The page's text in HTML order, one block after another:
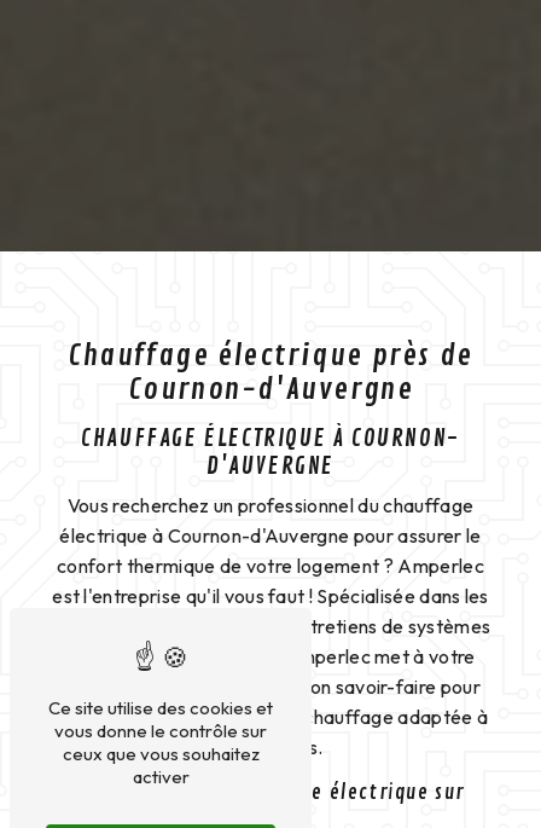
Chauffage électrique près de
Cournon-d'Auvergne
CHAUFFAGE ÉLECTRIQUE À COURNON-
D'AUVERGNE
Vous recherchez un professionnel du chauffage
électrique à Cournon-d'Auvergne pour assurer le
confort thermique de votre logement ? Amperlec
est l'entreprise qu'il vous faut ! Spécialisée dans les
installations, réparations et entretiens de systèmes
de chauffage électrique, Amperlec met à votre
disposition son expertise et son savoir-faire pour
vous garantir une solution de chauffage adaptée à
vos besoins.
Installation de chauffage électrique sur
Ce site utilise des cookies et
vous donne le contrôle sur
ceux que vous souhaitez
activer